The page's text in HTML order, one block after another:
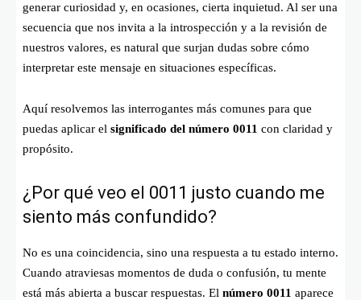
generar curiosidad y, en ocasiones, cierta inquietud. Al ser una
secuencia que nos invita a la introspección y a la revisión de
nuestros valores, es natural que surjan dudas sobre cómo
interpretar este mensaje en situaciones específicas.
Aquí resolvemos las interrogantes más comunes para que
puedas aplicar el significado del número 0011 con claridad y
propósito.
¿Por qué veo el 0011 justo cuando me
siento más confundido?
No es una coincidencia, sino una respuesta a tu estado interno.
Cuando atraviesas momentos de duda o confusión, tu mente
está más abierta a buscar respuestas. El número 0011 aparece